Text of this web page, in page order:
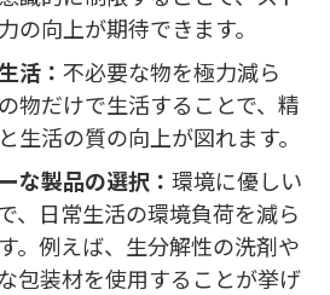
の向上が期待できます。
活： 不必要な物を極力減ら
物だけで生活することで、精
生活の質の向上が図れます。
な製品の選択： 環境に優しい
、日常生活の環境負荷を減ら
。例えば、生分解性の洗剤や
包装材を使用することが挙げ